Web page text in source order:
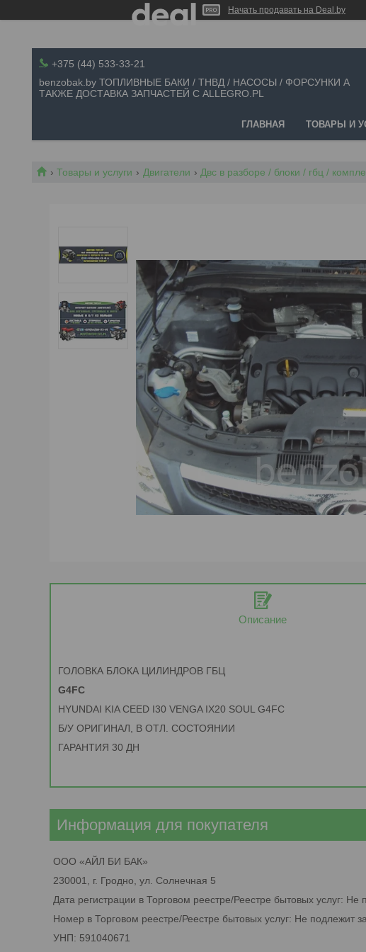
Начать продавать на Deal.by
+375 (44) 533-33-21
benzobak.by ТОПЛИВНЫЕ БАКИ / ТНВД / НАСОСЫ / ФОРСУНКИ А
ТАКЖЕ ДОСТАВКА ЗАПЧАСТЕЙ С ALLEGRO.PL
ГЛАВНАЯ ТОВАРЫ И
Товары и услуги Двигатели Двс в разборе / блоки / гбц /
Описание
ГОЛОВКА БЛОКА ЦИЛИНДРОВ ГБЦ
G4FC
HYUNDAI KIA CEED I30 VENGA IX20 SOUL G4FC
Б/У ОРИГИНАЛ, В ОТЛ. СОСТОЯНИИ
ГАРАНТИЯ 30 ДН
Информация для покупателя
ООО «АЙЛ БИ БАК»
230001, г. Гродно, ул. Солнечная 5
Дата регистрации в Торговом реестре/Реестре бытовых услуг: Не
Номер в Торговом реестре/Реестре бытовых услуг: Не подлежит
УНП: 591040671